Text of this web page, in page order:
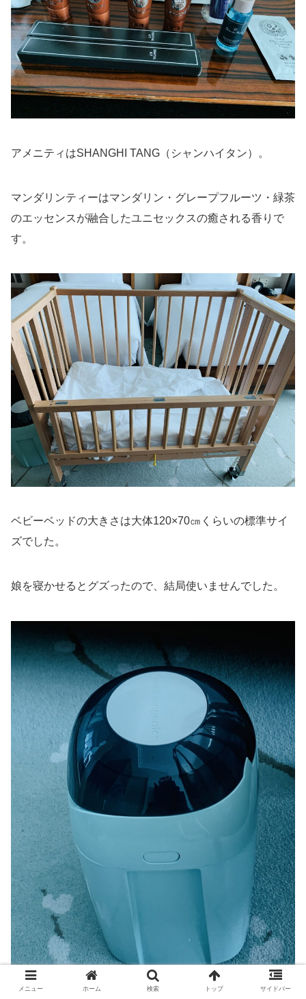
アメニティはSHANGHI TANG（シャンハイタン）。
マンダリンティーはマンダリン・グレープフルーツ・緑茶
のエッセンスが融合したユニセックスの癒される香りで
す。
ベビーベッドの大きさは大体120×70㎝くらいの標準サイ
ズでした。
娘を寝かせるとグズったので、結局使いませんでした。
メニュー ホーム 検索 トップ サイドバー